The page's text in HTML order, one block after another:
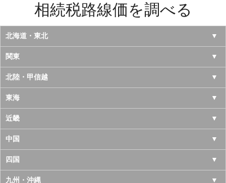
相続税路線価を調べる
北海道・東北
北海道
青森県
岩手県
宮城県
秋田県
山形県
福島県
関東
東京都
神奈川県
千葉県
埼玉県
茨城県
栃木県
北陸・甲信越
山梨県
長野県
新潟県
富山県
石川県
東海
愛知県
岐阜県
三重県
静岡県
近畿
大阪府
京都府
兵庫県
中国
鳥取県
島根県
四国
徳島県
九州・沖縄